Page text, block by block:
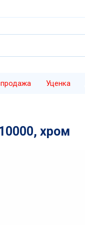
Уценка
хром